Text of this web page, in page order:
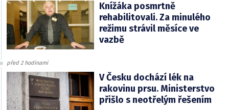
Knížáka posmrtně
rehabilitovali. Za minulého
režimu strávil měsíce ve
vazbě
před 2 hodinami
V Česku dochází lék na
rakovinu prsu. Ministerstvo
přišlo s neotřelým řešením